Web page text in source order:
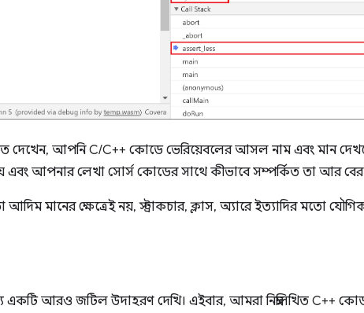
দেখেন, আপনি C/C++ কোডে ভেরিয়েবলের আসল নাম এবং মান
এবং আপনার লেখা সোর্স কোডের সাথে কীভাবে সম্পর্কিত তা আর বের
মানের ক্ষেত্রেই নয়, স্ট্রাকচার, ক্লাস, অ্যারে ইত্যাদির মতো
আরও জটিল উদাহরণ দেখি। এইবার, আমরা নিম্নলিখিত C++